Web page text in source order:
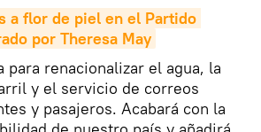
a flor de piel en el Partido
por Theresa May
para renacionalizar el agua, la
y el servicio de correos
y pasajeros. Acabará con la